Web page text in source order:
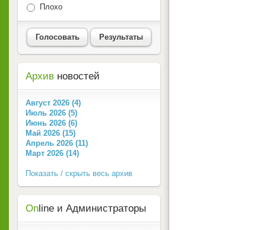
Плохо
Голосовать Результаты
Архив новостей
Август 2026 (4)
Июль 2026 (5)
Июнь 2026 (6)
Май 2026 (15)
Апрель 2026 (11)
Март 2026 (14)
Показать / скрыть весь архив
On line и Администраторы